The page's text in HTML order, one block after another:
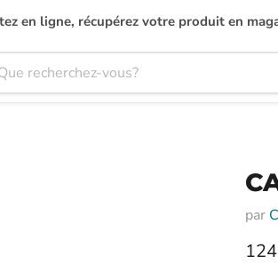
en ligne, récupérez votre produit en
par
Prix